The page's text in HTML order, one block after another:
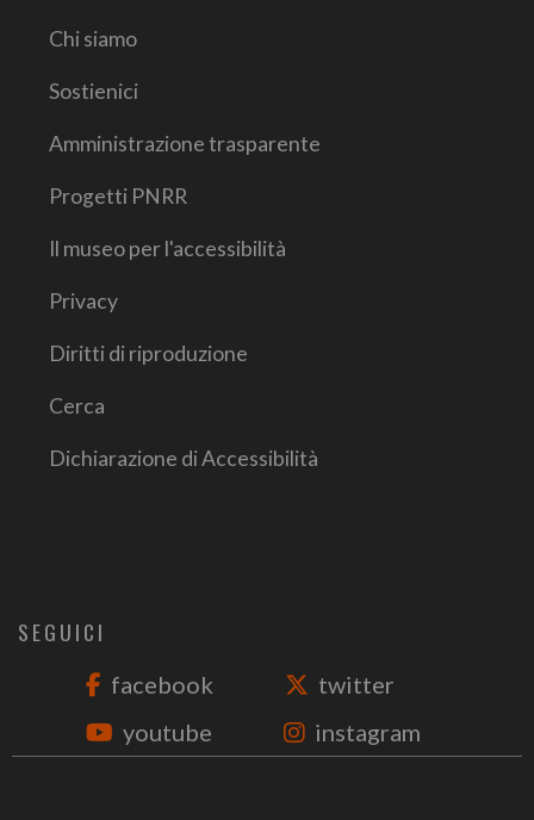
Chi siamo
Sostienici
Amministrazione trasparente
Progetti PNRR
Il museo per l'accessibilità
Privacy
Diritti di riproduzione
Cerca
Dichiarazione di Accessibilità
SEGUICI
facebook
twitter
youtube
instagram